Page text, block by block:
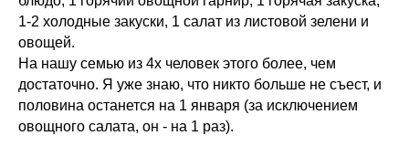
1-2 холодные закуски, 1 салат из листовой зелени и
овощей.
На нашу семью из 4х человек этого более, чем
достаточно. Я уже знаю, что никто больше не съест, и
половина останется на 1 января (за исключением
овощного салата, он - на 1 раз).